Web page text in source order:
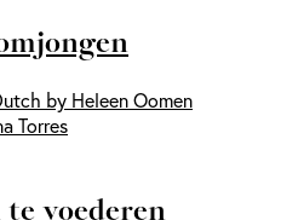
by Heleen Oomen
Torres
te voederen